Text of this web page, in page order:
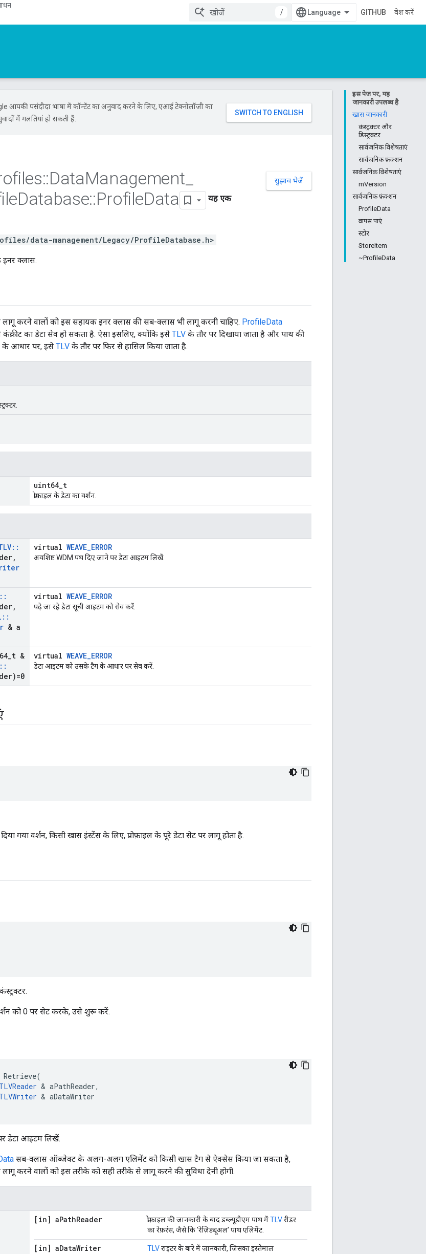
/
GITHUB प्रवेश करें
इस पेज पर, यह
जानकारी उपलब्ध है
खास जानकारी
कंस्ट्रक्टर और
डिस्ट्रक्टर
सार्वजनिक विशेषताएं
सार्वजनिक फ़ंक्शन
सार्वजनिक विशेषताएं
mVersion
सार्वजनिक फ़ंक्शन
ProfileData
वापस पाएं
स्टोर
StoreItem
~ProfileData
आपकी पसंदीदा भाषा में कॉन्टेंट का अनुवाद करने के लिए, एआई टेक्नोलॉजी का
में गलतियां हो सकती हैं.
सुझाव भेजें
::DataManagement
Database::ProfileData
यह एक
data-management/Legacy/ProfileDatabase.h>
क्लास.
करने वालों को इस सहायक इनर क्लास की सब-क्लास भी लागू करनी चाहिए. ProfileData
का डेटा सेव हो सकता है. ऐसा इसलिए, क्योंकि इसे TLV के तौर पर दिखाया जाता है और पाथ की
के आधार पर, इसे TLV के तौर पर फिर से हासिल किया जाता है.
uint64_t
प्रोफ़ाइल के डेटा का वर्शन.
::
,
virtual WEAVE_ERROR
अवशिष्ट WDM पथ दिए जाने पर डेटा आइटम लिखें.
::
,
::
& a
virtual WEAVE_ERROR
पढ़े जा रहे डेटा सूची आइटम को सेव करें.
t &
::
virtual WEAVE_ERROR
डेटा आइटम को उसके टैग के आधार पर सेव करें.
गया वर्शन, किसी खास इंस्टेंस के लिए, प्रोफ़ाइल के पूरे डेटा सेट पर लागू होता है.
को 0 पर सेट करके, उसे शुरू करें.
Retrieve(
& aPathReader,
& aDataWriter
डेटा आइटम लिखें.
सब-क्लास ऑब्जेक्ट के अलग-अलग एलिमेंट को किसी खास टैग से ऐक्सेस किया जा सकता है,
करने वालों को इस तरीके को सही तरीके से लागू करने की सुविधा देनी होगी.
[in] aPathReader प्रोफ़ाइल की जानकारी के बाद डब्ल्यूडीएम पाथ मेंTLVरीडर
का रेफ़रंस, जैसे कि 'रेज़िड्यूअल' पाथ एलिमेंट.
[in] aDataWriter TLVराइटर के बारे में जानकारी, जिसका इस्तेमाल